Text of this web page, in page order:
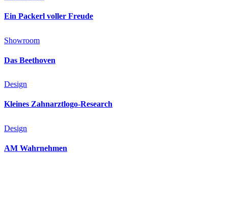
Ein Packerl voller Freude
Showroom
Das Beethoven
Design
Kleines Zahnarztlogo-Research
Design
AM Wahrnehmen